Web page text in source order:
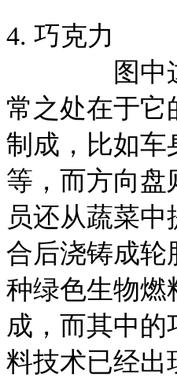
4. 巧克力
图中这辆
常之处在于它
制成，比如车
等，而方向盘
员还从蔬菜
合后浇铸成轮
种绿色生物燃
成，而其中
料技术已经出